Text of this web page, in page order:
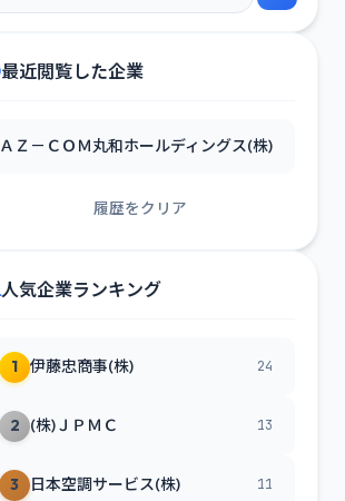
最近閲覧した企業
ＡＺ－ＣＯＭ丸和ホールディングス(株)
履歴をクリア
人気企業ランキング
1 伊藤忠商事(株) 24
2 (株)ＪＰＭＣ 13
3 日本空調サービス(株) 11